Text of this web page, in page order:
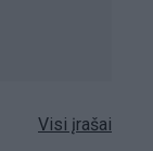
Visi įrašai